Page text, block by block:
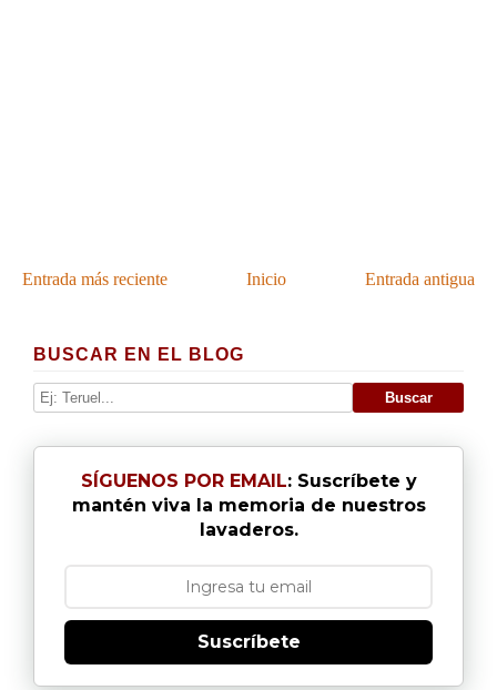
Entrada más reciente Entrada antigua
Inicio
BUSCAR EN EL BLOG
SÍGUENOS POR EMAIL: Suscríbete y
mantén viva la memoria de nuestros
lavaderos.
Suscríbete